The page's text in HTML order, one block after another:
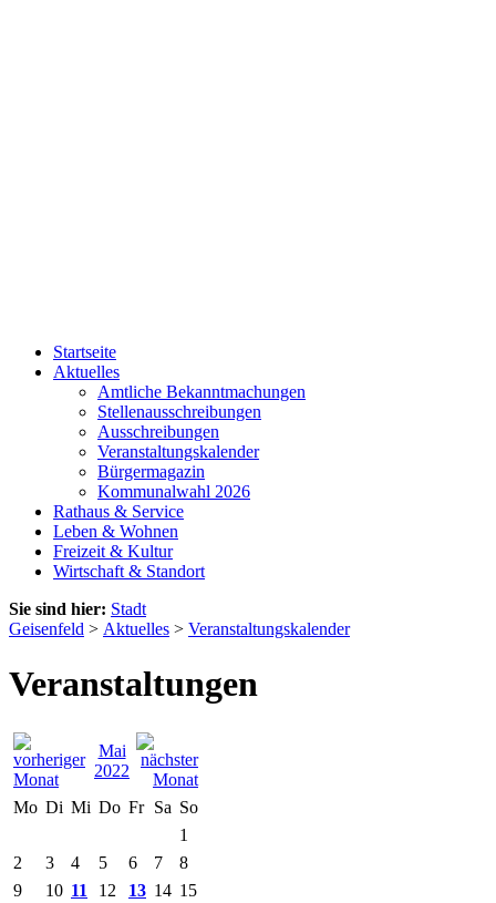
Startseite
Aktuelles
Amtliche Bekanntmachungen
Stellenausschreibungen
Ausschreibungen
Veranstaltungskalender
Bürgermagazin
Kommunalwahl 2026
Rathaus & Service
Leben & Wohnen
Freizeit & Kultur
Wirtschaft & Standort
Sie sind hier: Stadt
Geisenfeld > Aktuelles > Veranstaltungskalender
Veranstaltungen
Mai
2022
Mo Di Mi Do Fr Sa So
1
2
3 4 5 6 7
8
9
10 11 12 13 14 15